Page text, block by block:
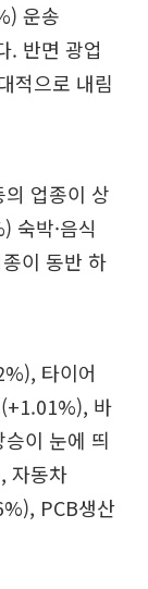
운송
. 반면 광업
적으로 내림
업종이 상
숙박·음식
이 동반 하
타이어
바
이 눈에 띄
자동차
PCB생산